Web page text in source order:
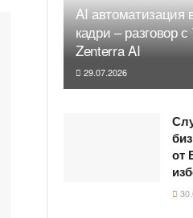
AI автоматизация
кадри – разговор
Zenterra AI
29.07.2026
от